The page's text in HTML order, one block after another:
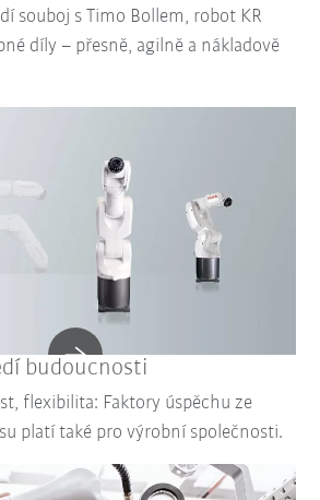
souboj s Timo Bollem, robot KR
díly – přesně, agilně a nákladově
budoucnosti
flexibilita: Faktory úspěchu ze
platí také pro výrobní společnosti.